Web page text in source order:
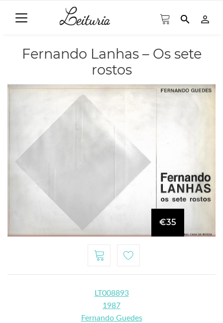
search person_outline
Fernando Lanhas – Os sete
rostos
€35
LT008893
1987
Fernando Guedes